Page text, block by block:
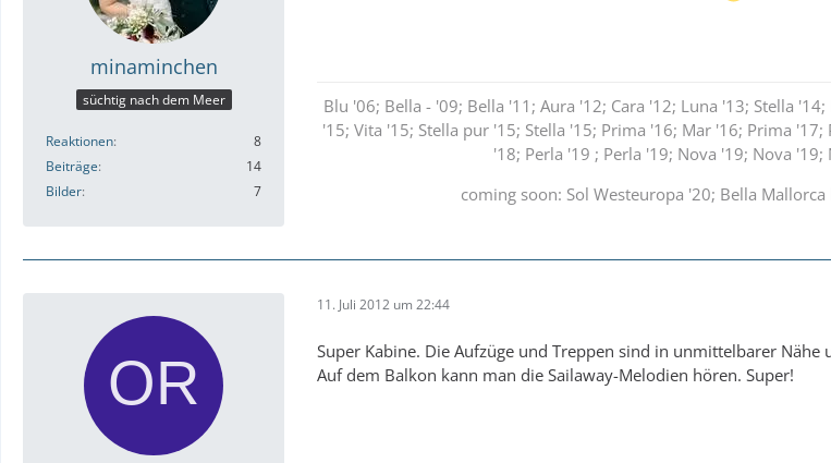
minaminchen
süchtig nach dem Meer
Reaktionen
8
Beiträge
14
Bilder
7
Blu '06; Bella - '09; Bella '11; Aura '12; Cara '12; Luna '13; Stella
'15; Vita '15; Stella pur '15; Stella '15; Prima '16; Mar '16; Prima
'18; Perla '19 ; Perla '19; Nova '19; Nova '19;
coming soon: Sol Westeuropa '20; Bella
11. Juli 2012 um 22:44
Super Kabine. Die Aufzüge und Treppen sind in unmittelbarer
Auf dem Balkon kann man die Sailaway-Melodien hören. Super!